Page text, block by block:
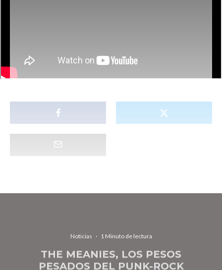
Noticias · 1 Minuto de lectura
THE MEANIES, LOS PESOS
PESADOS DEL PUNK-ROCK